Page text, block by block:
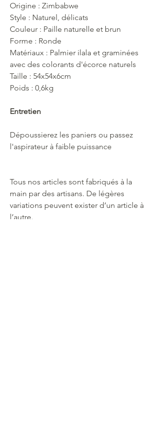
Origine : Zimbabwe
Style : Naturel, délicats
Couleur : Paille naturelle et brun
Forme : Ronde
Matériaux : Palmier ilala et graminées
avec des colorants d'écorce naturels
Taille : 54x54x6cm
Poids : 0,6kg
Entretien
Dépoussierez les paniers ou passez
l'aspirateur à faible puissance
Tous nos articles sont fabriqués à la
main par des artisans. De légères
variations peuvent exister d’un article à
l’autre.